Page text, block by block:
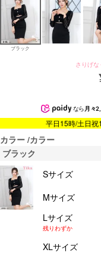
ブラック
さりげ
なら月々
平日15時/土日
カラー カラー
ブラック
Sサイズ
Mサイズ
Lサイズ
残りわずか
XLサイズ